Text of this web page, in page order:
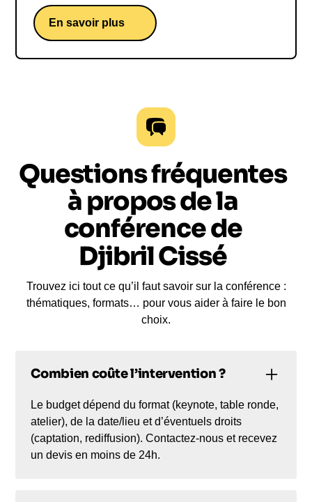
En savoir plus
Questions fréquentes
à propos de la
conférence de
Djibril Cissé
Trouvez ici tout ce qu’il faut savoir sur la conférence :
thématiques, formats… pour vous aider à faire le bon
choix.
Combien coûte l’intervention ?
Le budget dépend du format (keynote, table ronde,
atelier), de la date/lieu et d’éventuels droits
(captation, rediffusion). Contactez-nous et recevez
un devis en moins de 24h.